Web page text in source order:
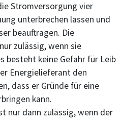
Stromversorgung vier
unterbrechen lassen und
beauftragen. Die
zulässig, wenn sie
besteht keine Gefahr für Leib
Energielieferant den
dass er Gründe für eine
kann.
nur dann zulässig, wenn der